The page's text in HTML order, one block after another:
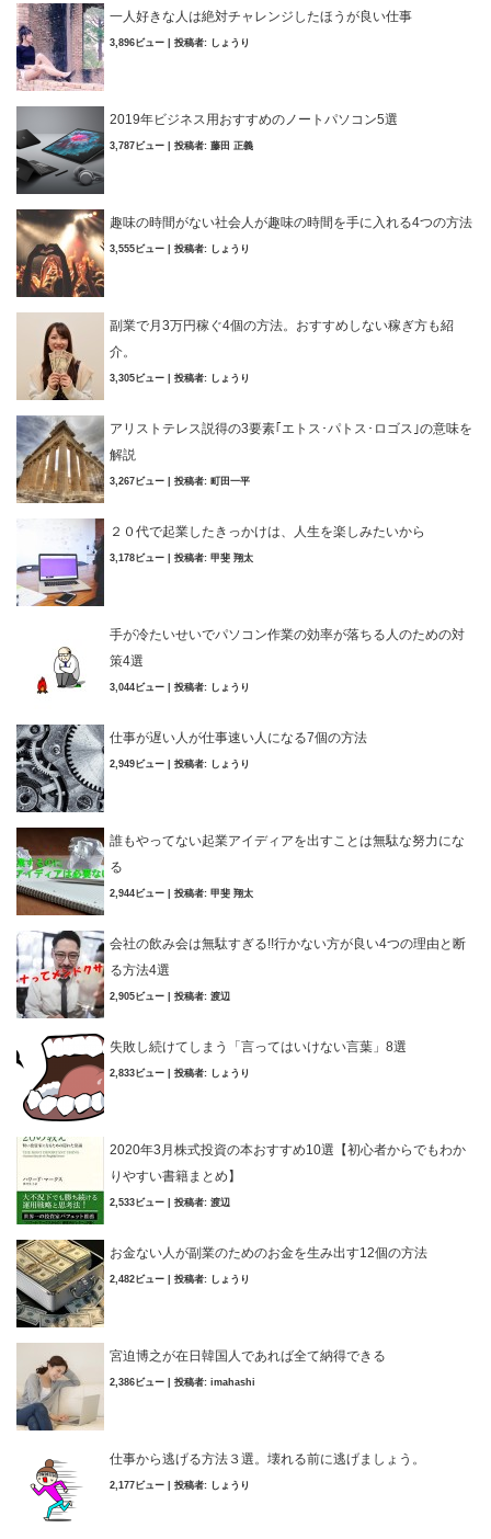
一人好きな人は絶対チャレンジしたほうが良い仕事
3,896ビュー 投稿者: しょうり
2019年ビジネス用おすすめのノートパソコン5選
3,787ビュー 投稿者: 藤田 正義
趣味の時間がない社会人が趣味の時間を手に入れる4つの方法
3,555ビュー 投稿者: しょうり
副業で月3万円稼ぐ4個の方法。おすすめしない稼ぎ方も紹
介。
3,305ビュー 投稿者: しょうり
アリストテレス説得の3要素｢エトス･パトス･ロゴス｣の意味を
解説
3,267ビュー 投稿者: 町田一平
２０代で起業したきっかけは、人生を楽しみたいから
3,178ビュー 投稿者: 甲斐 翔太
手が冷たいせいでパソコン作業の効率が落ちる人のための対
策4選
3,044ビュー 投稿者: しょうり
仕事が遅い人が仕事速い人になる7個の方法
2,949ビュー 投稿者: しょうり
誰もやってない起業アイディアを出すことは無駄な努力にな
る
2,944ビュー 投稿者: 甲斐 翔太
会社の飲み会は無駄すぎる!!行かない方が良い4つの理由と断
る方法4選
2,905ビュー 投稿者: 渡辺
失敗し続けてしまう「言ってはいけない言葉」8選
2,833ビュー 投稿者: しょうり
2020年3月株式投資の本おすすめ10選【初心者からでもわか
りやすい書籍まとめ】
2,533ビュー 投稿者: 渡辺
お金ない人が副業のためのお金を生み出す12個の方法
2,482ビュー 投稿者: しょうり
宮迫博之が在日韓国人であれば全て納得できる
2,386ビュー 投稿者: imahashi
仕事から逃げる方法３選。壊れる前に逃げましょう。
2,177ビュー 投稿者: しょうり